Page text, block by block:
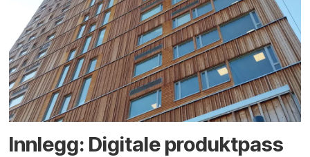
Innlegg: Digitale produktpass